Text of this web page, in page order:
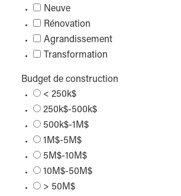
Neuve
Rénovation
Agrandissement
Transformation
Budget de construction
< 250k$
250k$-500k$
500k$-1M$
1M$-5M$
5M$-10M$
10M$-50M$
> 50M$